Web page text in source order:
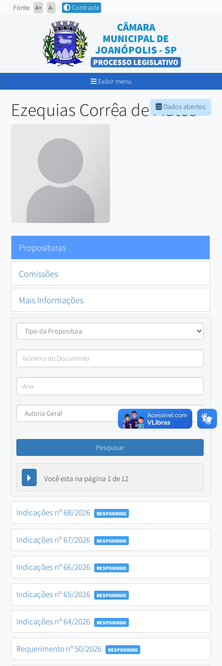
Fonte A+ A- Contraste
CÂMARA
MUNICIPAL DE
JOANÓPOLIS - SP
PROCESSO LEGISLATIVO
Exibir menu
Dados abertos
Ezequias Corrêa de Matos
Proposituras
Comissões
Mais Informações
Pesquisar
Você esta na página 1 de 12
Indicações nº 68/2026 RESPONDIDO
Indicações nº 67/2026 RESPONDIDO
Indicações nº 66/2026 RESPONDIDO
Indicações nº 65/2026 RESPONDIDO
Indicações nº 64/2026 RESPONDIDO
Requerimento nº 50/2026 RESPONDIDO